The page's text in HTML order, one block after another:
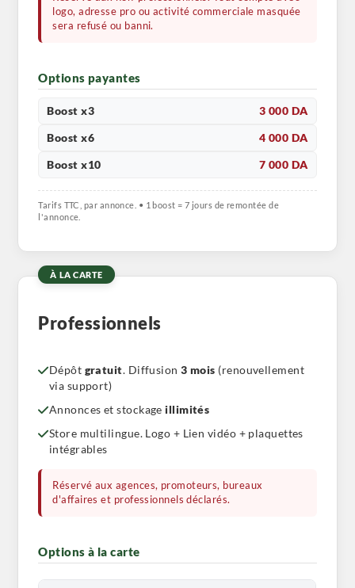
logo, adresse pro ou activité commerciale masquée
sera refusé ou banni.
Options payantes
Boost x3 3 000 DA
Boost x6 4 000 DA
Boost x10 7 000 DA
Tarifs TTC, par annonce. • 1 boost = 7 jours de remontée de
l'annonce.
À LA CARTE
Professionnels
Dépôt gratuit. Diffusion3 mois (renouvellement
via support)
Annonces et stockageillimités
Store multilingue. Logo + Lien vidéo + plaquettes
intégrables
Réservé aux agences, promoteurs, bureaux
d'affaires et professionnels déclarés.
Options à la carte